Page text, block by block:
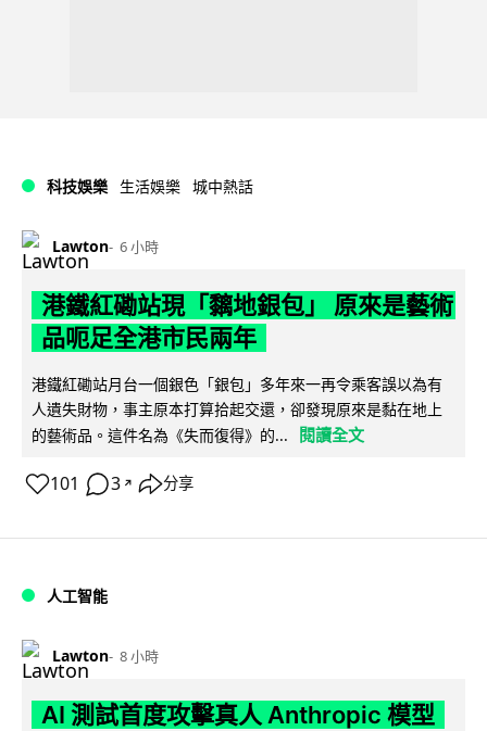
科技娛樂 生活娛樂 城中熱話
Lawton 6 小時
港鐵紅磡站現「黐地銀包」 原來是藝術
品呃足全港市民兩年
港鐵紅磡站月台一個銀色「銀包」多年來一再令乘客誤以為有
人遺失財物，事主原本打算拾起交還，卻發現原來是黏在地上
的藝術品。這件名為《失而復得》的...
閱讀全文
101 3 ↗ 分享
人工智能
Lawton 8 小時
AI 測試首度攻擊真人 Anthropic 模型